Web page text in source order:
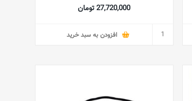
27,720,000 تومان
افزودن به سبد خرید